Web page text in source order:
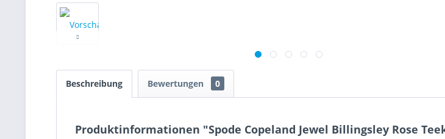
Beschreibung Bewertungen 0
Produktinformationen "Spode Copeland Jewel Billingsley Rose